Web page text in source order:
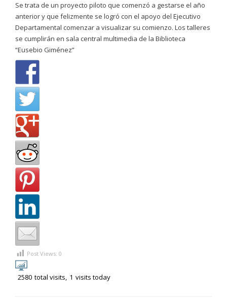
Se trata de un proyecto piloto que comenzó a gestarse el año
anterior y que felizmente se logró con el apoyo del Ejecutivo
Departamental comenzar a visualizar su comienzo. Los talleres
se cumplirán en sala central multimedia de la Biblioteca
“Eusebio Giménez”
Post Views: 0
2580 total visits, 1 visits today